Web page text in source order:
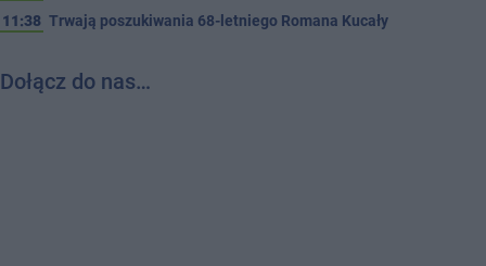
11:38 Trwają poszukiwania 68-letniego Romana Kucały
Dołącz do nas…